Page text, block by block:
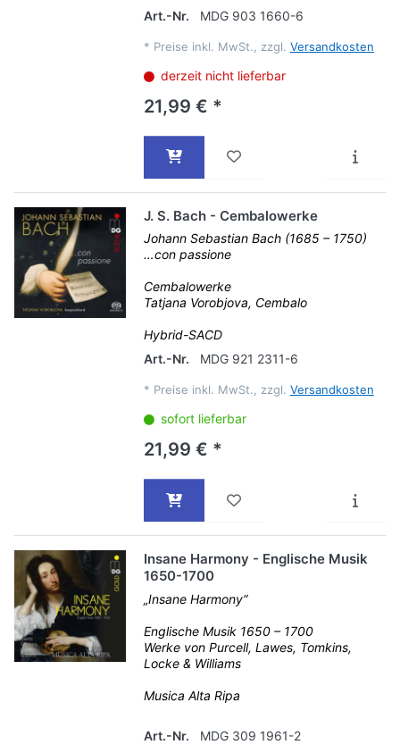
Art.-Nr.
MDG 903 1660-6
* Preise inkl. MwSt., zzgl. Versandkosten
derzeit nicht lieferbar
21,99 € *
J. S. Bach - Cembalowerke
Johann Sebastian Bach (1685 – 1750)
…con passione
Cembalowerke
Tatjana Vorobjova, Cembalo
Hybrid-SACD
Art.-Nr.
MDG 921 2311-6
* Preise inkl. MwSt., zzgl. Versandkosten
sofort lieferbar
21,99 € *
Insane Harmony - Englische Musik
1650-1700
„Insane Harmony“
Englische Musik 1650 – 1700
Werke von Purcell, Lawes, Tomkins,
Locke & Williams
Musica Alta Ripa
Art.-Nr. MDG 309 1961-2